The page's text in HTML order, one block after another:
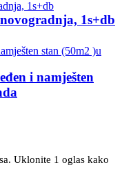
1s+db
i namješten
Uklonite 1 oglas kako